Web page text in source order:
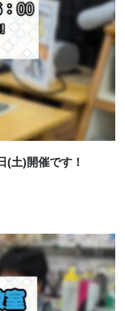
(土)開催です！